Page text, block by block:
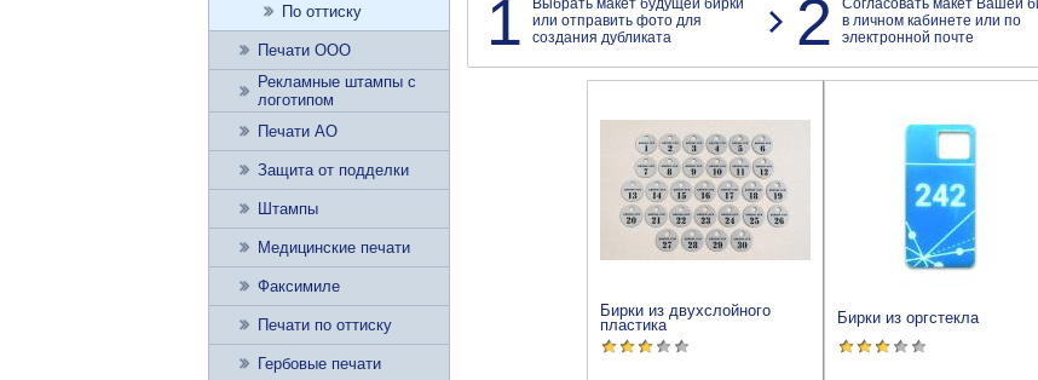
1
Выбрать макет будущей бирки
или отправить фото для
создания дубликата
2
Согласовать макет Вашей
в личном кабинете или по
электронной почте
Бирки из двухслойного
пластика
Бирки из оргстекла
По оттиску
Печати ООО
Рекламные штампы с
логотипом
Печати АО
Защита от подделки
Штампы
Медицинские печати
Факсимиле
Печати по оттиску
Гербовые печати